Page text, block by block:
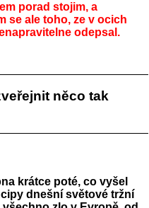
porad stojim, a
se ale toho, ze v ocich
odepsal.
něco tak
krátce poté, co vyšel
dnešní světové tržní